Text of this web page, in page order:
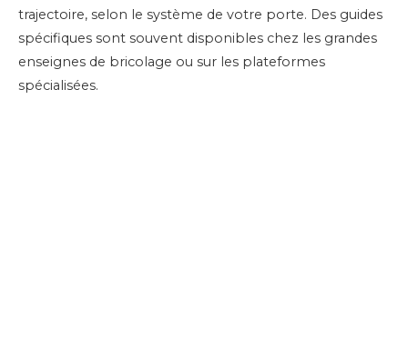
trajectoire, selon le système de votre porte. Des guides
spécifiques sont souvent disponibles chez les grandes
enseignes de bricolage ou sur les plateformes
spécialisées.